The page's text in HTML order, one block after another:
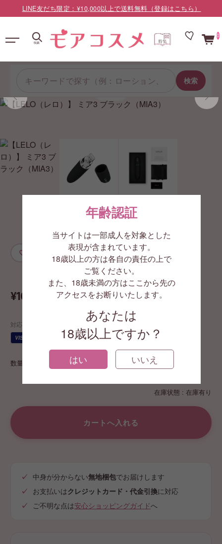
0
年齢認証
当サイトは一部成人を対象とした
表現が含まれています。
18歳以上の方は各自の責任の上で
ご覧ください。
また、18歳未満の方はここから先の
アクセスをお断りいたします。
あなたは
18歳以上ですか？
はい いいえ
検索
【LELO（レロ）】 ミア3 ブラック
（MIA3）
お気に入りに追加
GA4385
在庫状態 : 在庫有り
¥16,500 (税込)
対応する支払い方法
VISA JCB AMEX ¥ 代引
数量
中身が分からない無地梱包でお届けします
お支払いはクレジットカード・代金引換に対応
ご不明な点は安心ショッピングガイドへ
LINE友だち限定：¥10,000以上で送料無料（登録はこちら）